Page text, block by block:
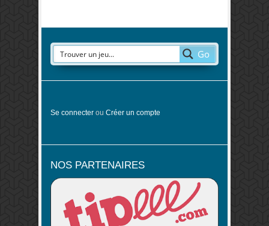
Go
Se connecter ou Créer un compte
NOS PARTENAIRES